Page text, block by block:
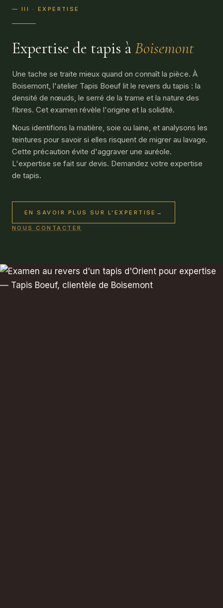
— III · EXPERTISE
Expertise de tapis àBoisemont
Une tache se traite mieux quand on connaît la pièce. À
Boisemont, l'atelier Tapis Boeuf lit le revers du tapis : la
densité de nœuds, le serré de la trame et la nature des
fibres. Cet examen révèle l'origine et la solidité.
Nous identifions la matière, soie ou laine, et analysons les
teintures pour savoir si elles risquent de migrer au lavage.
Cette précaution évite d'aggraver une auréole.
L'expertise se fait sur devis. Demandez votre expertise
de tapis.
EN SAVOIR PLUS SUR L'EXPERTISE →
NOUS CONTACTER